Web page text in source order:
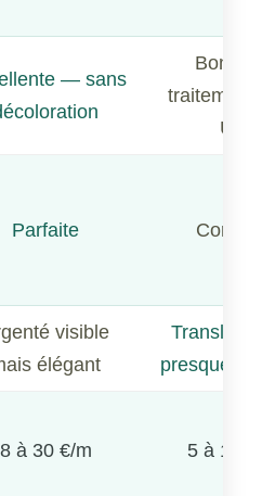
— sans
Bonne
traitement
UV
Parfaite
visible
élégant
presque
8 à 30 €/m 5 à 12